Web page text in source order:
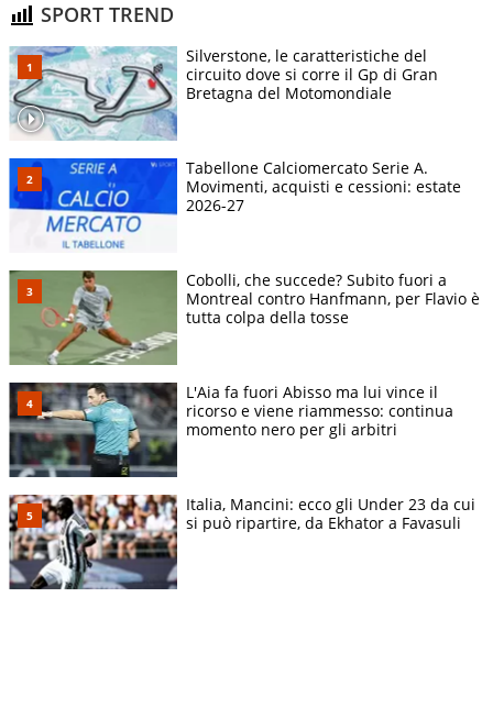
SPORT TREND
Silverstone, le caratteristiche del
circuito dove si corre il Gp di Gran
Bretagna del Motomondiale
Tabellone Calciomercato Serie A.
Movimenti, acquisti e cessioni: estate
2026-27
Cobolli, che succede? Subito fuori a
Montreal contro Hanfmann, per Flavio è
tutta colpa della tosse
L'Aia fa fuori Abisso ma lui vince il
ricorso e viene riammesso: continua
momento nero per gli arbitri
Italia, Mancini: ecco gli Under 23 da cui
si può ripartire, da Ekhator a Favasuli